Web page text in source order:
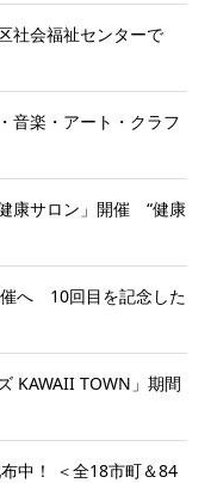
社会福祉センターで
音楽・アート・クラフ
康サロン」開催 “健康
催へ 10回目を記念した
KAWAII TOWN」期間
中！ ＜全18市町＆84